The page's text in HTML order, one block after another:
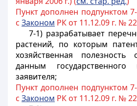
Пункт дополнен подпунктом
с Законом РК от 11.12.09 г. №
7-1) разрабатывает
растений, по которым
хозяйственная полезность
данным
заявителя;
Пункт дополнен подпунктом
с Законом РК от 11.12.09 г. №